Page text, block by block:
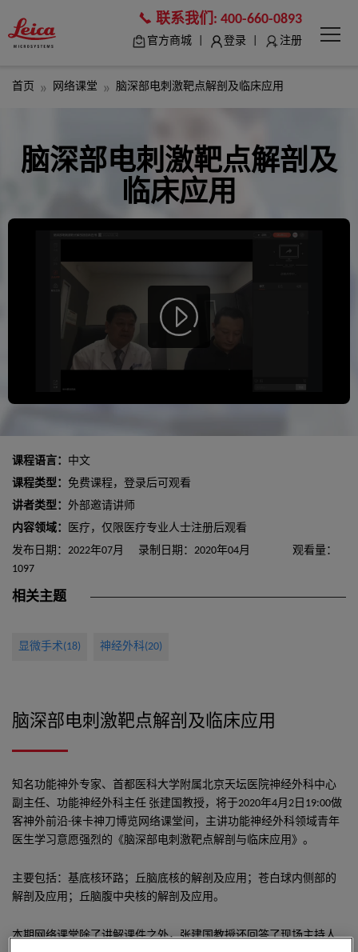
联系我们: 400-660-0893
官方商城 登录 注册
首页 网络课堂 脑深部电刺激靶点解剖及临床应用
脑深部电刺激靶点解剖及
临床应用
课程语言： 中文
课程类型： 免费课程，登录后可观看
讲者类型： 外部邀请讲师
内容领域：
医疗，仅限医疗专业人士注册后观看
发布日期：2022年07月
录制日期：2020年04月
观看量：
1097
相关主题
显微手术(18) 神经外科(20)
脑深部电刺激靶点解剖及临床应用
知名功能神外专家、首都医科大学附属北京天坛医院神经外科中心
副主任、功能神经外科主任 张建国教授，将于2020年4月2日19:00做
客神外前沿-徕卡神刀博览网络课堂间，主讲功能神经外科领域青年
医生学习意愿强烈的《脑深部电刺激靶点解剖与临床应用》。
主要包括：基底核环路；丘脑底核的解剖及应用；苍白球内侧部的
解剖及应用；丘脑腹中央核的解剖及应用。
本期网络课堂除了讲解课件之外，张建国教授还回答了现场主持人